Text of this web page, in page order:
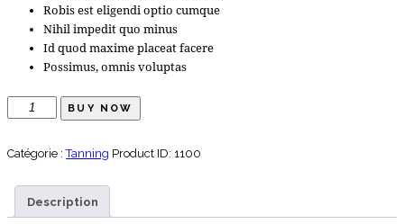
Robis est eligendi optio cumque
Nihil impedit quo minus
Id quod maxime placeat facere
Possimus, omnis voluptas
quantité
de
Silver
BUY NOW
Catégorie :Tanning Product ID: 1100
Description